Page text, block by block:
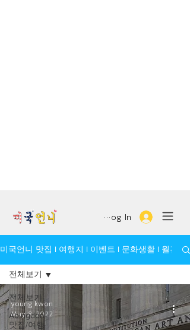
Log In
미국언니 맛집 l 여행지 l 이벤트 l 문화생활 l 월간 모
전체보기
Abingdon-
맛집/여행
전체보기
young kwon
May 8, 2022